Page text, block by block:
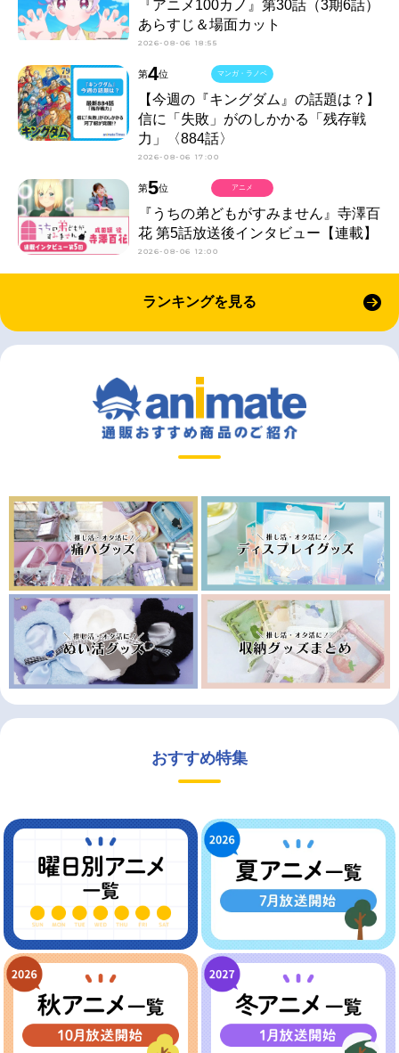
『アニメ100カノ』第30話（3期6話）
あらすじ＆場面カット
2026-08-06 18:55
第4位
【今週の『キングダム』の話題は？】
信に「失敗」がのしかかる「残存戦
力」〈884話〉
2026-08-06 17:00
マンガ・ラノベ
第5位
『うちの弟どもがすみません』寺澤百
花 第5話放送後インタビュー【連載】
2026-08-06 12:00
アニメ
ランキングを見る
おすすめ特集